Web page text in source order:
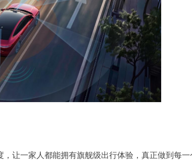
让一家人都能拥有旗舰级出行体验，真正做到每一